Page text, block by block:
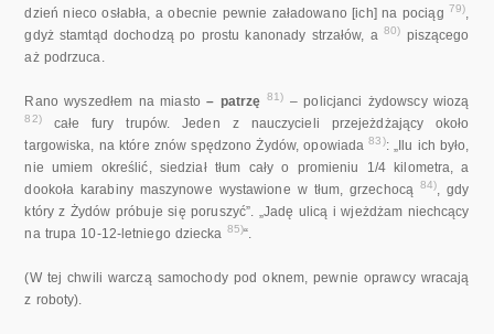
dzień nieco osłabła, a obecnie pewnie załadowano [ich] na pociąg 79),
gdyż stamtąd dochodzą po prostu kanonady strzałów, a80) piszącego
aż podrzuca.
Rano wyszedłem na miasto– patrzę 81) – policjanci żydowscy wiozą
82)całe fury trupów. Jeden z nauczycieli przejeżdżający około
targowiska, na które znów spędzono Żydów, opowiada83): „Ilu ich było,
nie umiem określić, siedział tłum cały o promieniu 1/4 kilometra, a
dookoła karabiny maszynowe wystawione w tłum, grzechocą 84), gdy
który z Żydów próbuje się poruszyć”. „Jadę ulicą i wjeżdżam niechcący
na trupa 10-12-letniego dziecka 85)“.
(W tej chwili warczą samochody pod oknem, pewnie oprawcy wracają
z roboty).